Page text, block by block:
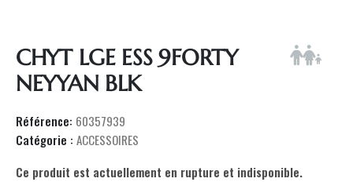
CHYT LGE ESS 9FORTY
NEYYAN BLK
Référence: 60357939
Catégorie : ACCESSOIRES
Ce produit est actuellement en rupture et indisponible.